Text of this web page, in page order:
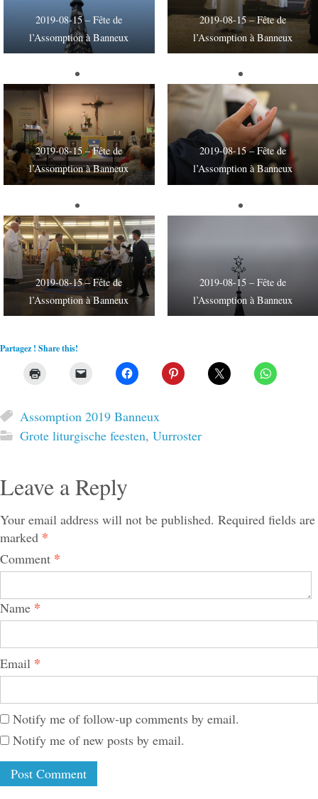
2019-08-15 – Fête de
l’Assomption à Banneux
2019-08-15 – Fête de
l’Assomption à Banneux
2019-08-15 – Fête de
l’Assomption à Banneux
2019-08-15 – Fête de
l’Assomption à Banneux
2019-08-15 – Fête de
l’Assomption à Banneux
2019-08-15 – Fête de
l’Assomption à Banneux
Partagez ! Share this!
Assomption 2019 Banneux
Grote liturgische feesten, Uurroster
Leave a Reply
Your email address will not be published. Required fields are
marked *
Comment *
Name *
Email *
Notify me of follow-up comments by email.
Notify me of new posts by email.